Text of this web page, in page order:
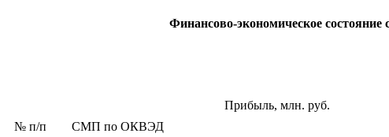
Финансово-экономическое состояние
№ п/п СМП по ОКВЭД
Прибыль, млн. руб.